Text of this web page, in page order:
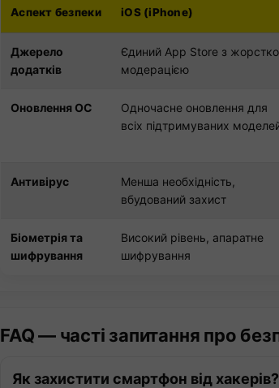
Аспект безпеки iOS (iPhone)
Джерело
додатків
Єдиний App Store з
модерацією
Оновлення ОС
Одночасне оновлення для
всіх підтримуваних
Антивірус
Менша необхідність,
вбудований захист
Біометрія та
шифрування
Високий рівень, апаратне
шифрування
FAQ — часті запитання про
Як захистити смартфон від хакерів?